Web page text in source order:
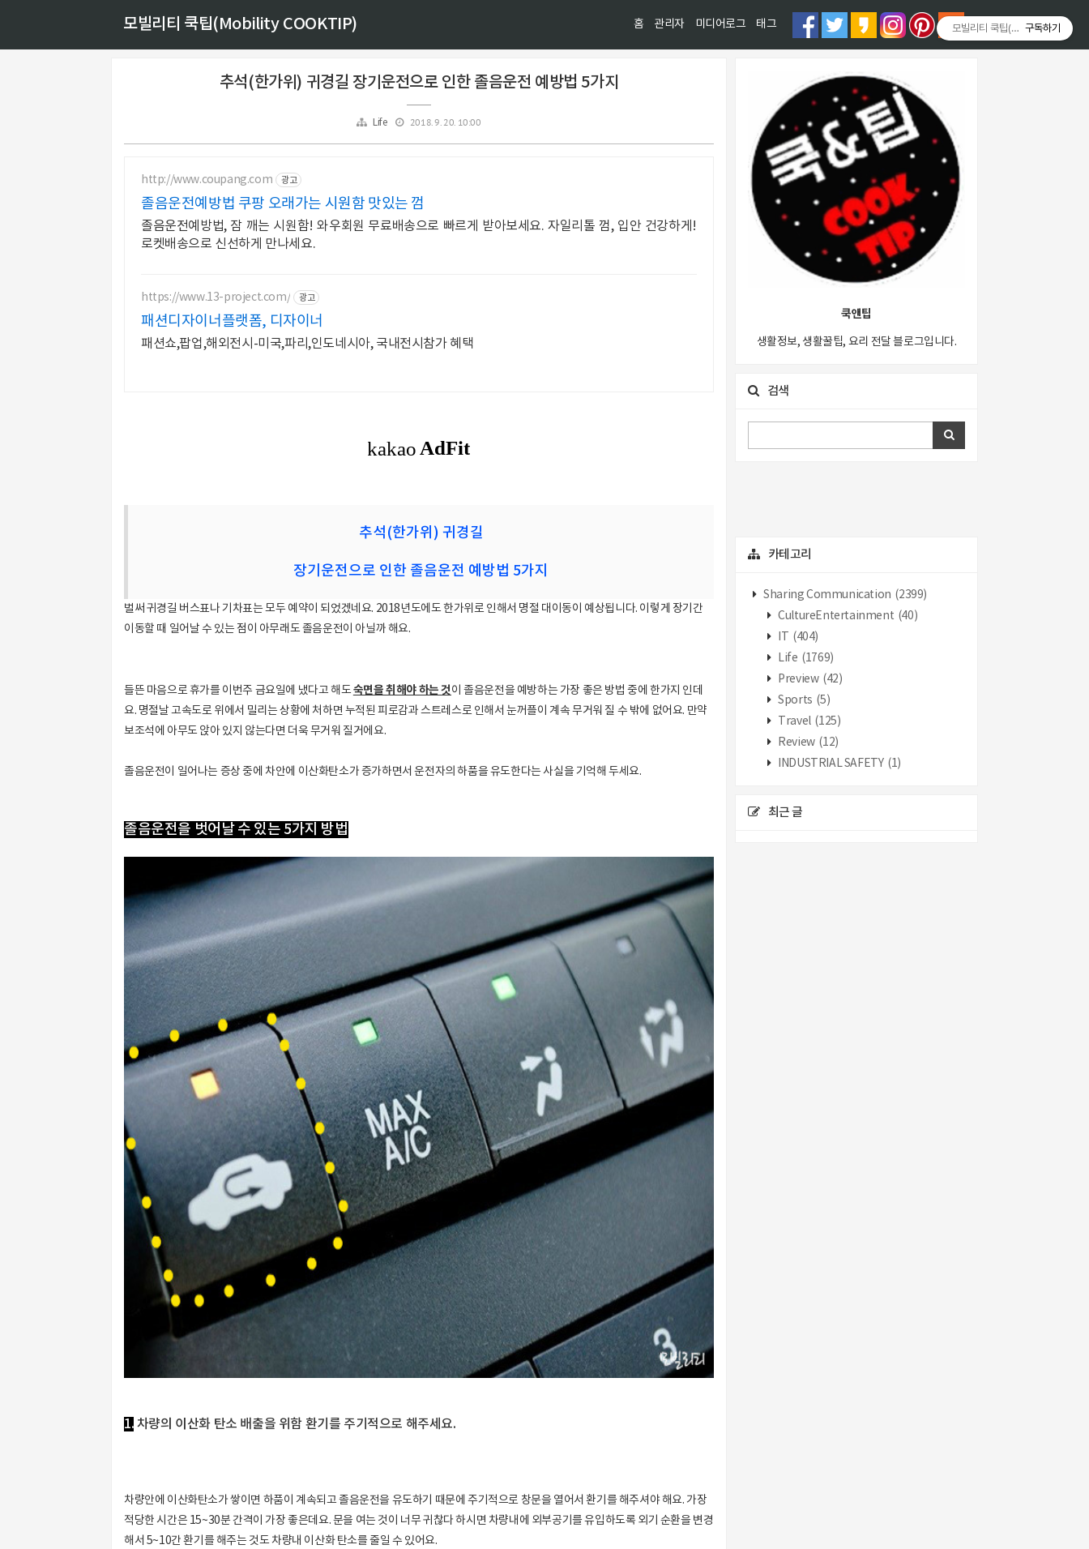
모빌리티 쿡팁(Mobility COOKTIP) 홈 관리자 미디어로그 태그
추석(한가위) 귀경길 장기운전으로 인한 졸음운전 예방법 5가지
Life 2018. 9. 20. 10:00
http://www.coupang.com 광고
졸음운전예방법 쿠팡 오래가는 시원함 맛있는 껌
졸음운전예방법, 잠 깨는 시원함! 와우회원 무료배송으로 빠르게 받아보세요. 자일리톨 껌, 입안 건강하게!
로켓배송으로 신선하게 만나세요.
https://www.13-project.com/ 광고
패션디자이너플랫폼, 디자이너
패션쇼,팝업,해외전시-미국,파리,인도네시아, 국내전시참가 혜택
추석(한가위) 귀경길
장기운전으로 인한 졸음운전 예방법 5가지
벌써 귀경길 버스표나 기차표는 모두 예약이 되었겠네요. 2018년도에도 한가위로 인해서 명절 대이동이 예상됩니다. 이렇게 장기간
이동할 때 일어날 수 있는 점이 아무래도 졸음운전이 아닐까 해요.
들뜬 마음으로 휴가를 이번주 금요일에 냈다고 해도숙면을 취해야 하는 것이 졸음운전을 예방하는 가장 좋은 방법 중에 한가지 인데
요. 명절날 고속도로 위에서 밀리는 상황에 처하면 누적된 피로감과 스트레스로 인해서 눈꺼플이 계속 무거워 질 수 밖에 없어요. 만약
보조석에 아무도 앉아 있지 않는다면 더욱 무거워 질거에요.
졸음운전이 일어나는 증상 중에 차안에 이산화탄소가 증가하면서 운전자의 하품을 유도한다는 사실을 기억해 두세요.
졸음운전을 벗어날 수 있는 5가지 방법
1. 차량의 이산화 탄소 배출을 위함 환기를 주기적으로 해주세요.
차량안에 이산화탄소가 쌓이면 하품이 계속되고 졸음운전을 유도하기 때문에 주기적으로 창문을 열어서 환기를 해주셔야 해요. 가장
적당한 시간은 15~30분 간격이 가장 좋은데요. 문을 여는 것이 너무 귀찮다 하시면 차량내에 외부공기를 유입하도록 외기 순환을 변경
해서 5~10간 환기를 해주는 것도 차량내 이산화 탄소를 줄일 수 있어요.
쿡앤팁
생활정보, 생활꿀팁, 요리 전달 블로그입니다.
검색
카테고리
Sharing Communication (2399)
CultureEntertainment (40)
(404)
Life (1769)
Preview (42)
Sports (5)
Travel (125)
Review (12)
INDUSTRIAL SAFETY (1)
최근 글
티스토리툴바
모빌리티 쿡팁(Mobility
구독하기